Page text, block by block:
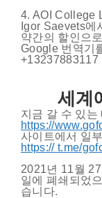
4. AOI College
Igor Saevets에
약간의 할인으
Google 번역기
+13237883117
세계
지금 갈 수 있는
https://
사이트에서 일
https:// t.me/
2021년 11월
일에 폐쇄되었
습니다.